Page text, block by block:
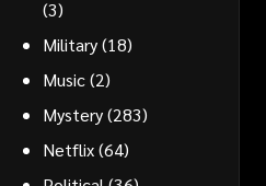
(3)
Military(18)
Music(2)
Mystery(283)
Netflix(64)